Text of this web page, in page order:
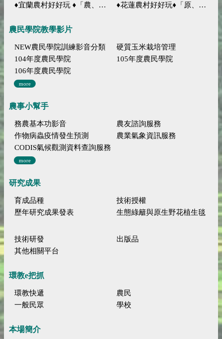
♦宜蘭農村好好玩 ♦「農、藝、山、水」四條遊程推薦 ♦花蓮農村好好玩♦「原、生、慢、活」四條遊程推薦
農民學院教學影片
NEW農民學院訓練影音分類
硬質玉米栽培管理
104年度農民學院
105年度農民學院
106年度農民學院
more
農事小幫手
務農基本功影音
農友諮詢服務
作物病蟲疫情發生預測
農業氣象資訊服務
CODIS氣候觀測資料查詢服務
more
研究成果
育成品種
技術授權
歷年研究成果發表
生態綠籬與原生野花植生毯
技術研發
出版品
其他相關平台
環教e把抓
環教快遞
農民
一般民眾
學校
本場簡介